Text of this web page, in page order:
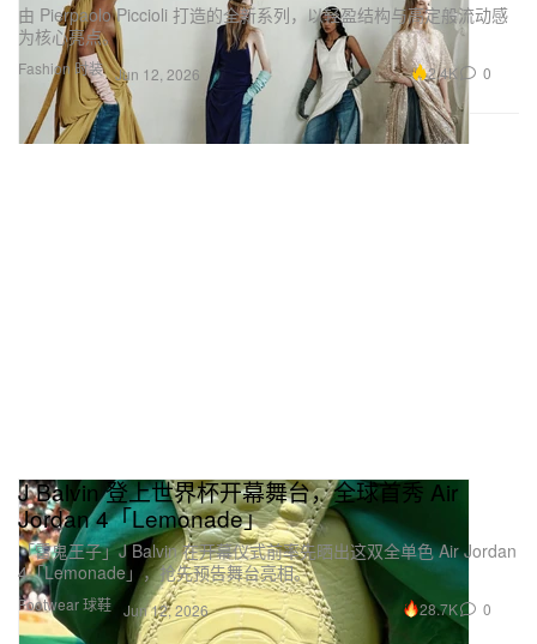
Fashion 时装
由 Pierpaolo Piccioli 打造的全新系列，以轻盈结构与高定般流动感
为核心亮点。
Jun 12, 2026 2.4K 0
Footwear 球鞋
J Balvin 登上世界杯开幕舞台，全球首秀 Air
Jordan 4「Lemonade」
「雷鬼王子」J Balvin 在开幕仪式前率先晒出这双全单色 Air Jordan
4「Lemonade」，抢先预告舞台亮相。
Jun 12, 2026 28.7K 0